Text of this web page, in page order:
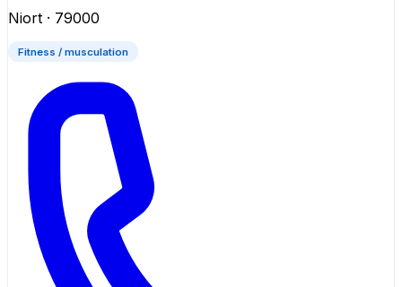
Niort · 79000
Fitness / musculation